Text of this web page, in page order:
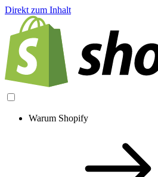
Direkt zum Inhalt
Warum Shopify